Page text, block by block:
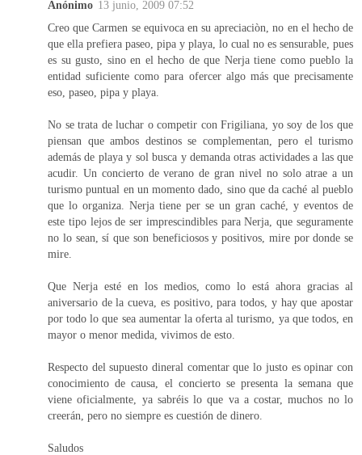
Anónimo 13 junio, 2009 07:52
Creo que Carmen se equivoca en su apreciaciòn, no en el hecho de
que ella prefiera paseo, pipa y playa, lo cual no es sensurable, pues
es su gusto, sino en el hecho de que Nerja tiene como pueblo la
entidad suficiente como para ofercer algo más que precisamente
eso, paseo, pipa y playa.
No se trata de luchar o competir con Frigiliana, yo soy de los que
piensan que ambos destinos se complementan, pero el turismo
además de playa y sol busca y demanda otras actividades a las que
acudir. Un concierto de verano de gran nivel no solo atrae a un
turismo puntual en un momento dado, sino que da caché al pueblo
que lo organiza. Nerja tiene per se un gran caché, y eventos de
este tipo lejos de ser imprescindibles para Nerja, que seguramente
no lo sean, sí que son beneficiosos y positivos, mire por donde se
mire.
Que Nerja esté en los medios, como lo está ahora gracias al
aniversario de la cueva, es positivo, para todos, y hay que apostar
por todo lo que sea aumentar la oferta al turismo, ya que todos, en
mayor o menor medida, vivimos de esto.
Respecto del supuesto dineral comentar que lo justo es opinar con
conocimiento de causa, el concierto se presenta la semana que
viene oficialmente, ya sabréis lo que va a costar, muchos no lo
creerán, pero no siempre es cuestión de dinero.
Saludos